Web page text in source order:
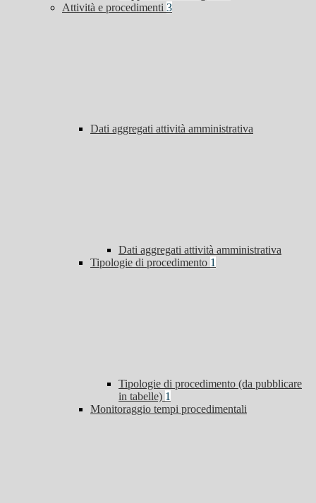
Attività e procedimenti 3
Dati aggregati attività amministrativa
Dati aggregati attività amministrativa
Tipologie di procedimento 1
Tipologie di procedimento (da pubblicare
in tabelle) 1
Monitoraggio tempi procedimentali